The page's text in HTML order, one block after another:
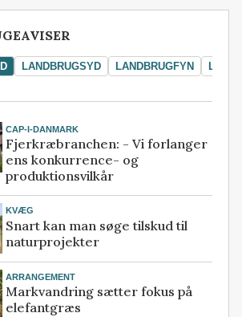
LANDBRUGSYD LANDBRUGFYN
CAP-I-DANMARK
Fjerkræbranchen: - Vi forlanger
ens konkurrence- og
produktionsvilkår
KVÆG
Snart kan man søge tilskud til
naturprojekter
ARRANGEMENT
Markvandring sætter fokus på
elefantgræs